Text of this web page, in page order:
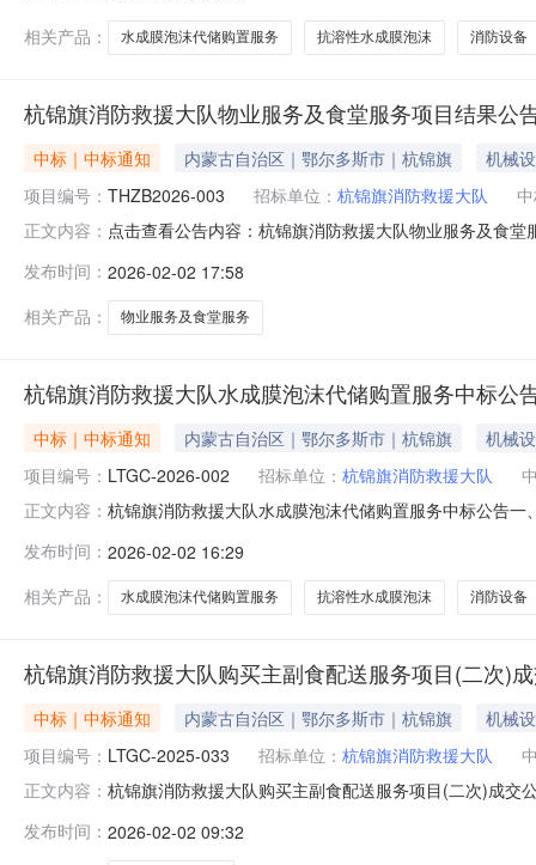
司5%(AFFF/A
相关产品：
水成膜泡沫代储购置服务 抗溶性水成膜泡沫 消防设备
杭锦旗消防救援大队物业服务及食堂服务项目结果公
中标｜中标通知 内蒙古自治区｜鄂尔多斯市｜杭锦旗
机械
项目编号： THZB2026-003 招标单位： 杭锦旗消防救援大队
正文内容： 点击查看公告内容：杭锦旗消防救援大队物业服务及食堂
发布时间： 2026-02-02 17:58
相关产品：
物业服务及食堂服务
杭锦旗消防救援大队水成膜泡沫代储购置服务中标公
中标｜中标通知 内蒙古自治区｜鄂尔多斯市｜杭锦旗
机械
项目编号： LTGC-2026-002 招标单位： 杭锦旗消防救援大队
正文内容： 杭锦旗消防救援大队水成膜泡沫代储购置服务中标公告
37.8000000（万元）四、主要标的信息序号供应商名称
司6%（AFFF/A
发布时间： 2026-02-02 16:29
相关产品：
水成膜泡沫代储购置服务 抗溶性水成膜泡沫 消防设备
杭锦旗消防救援大队购买主副食配送服务项目(二次)
中标｜中标通知 内蒙古自治区｜鄂尔多斯市｜杭锦旗
机械
项目编号： LTGC-2025-033 招标单位： 杭锦旗消防救援大队
正文内容： 杭锦旗消防救援大队购买主副食配送服务项目(二次)成交
称：合同包1折扣率(%)：95.0000000四、主要标的信息
发布时间： 2026-02-02 09:32